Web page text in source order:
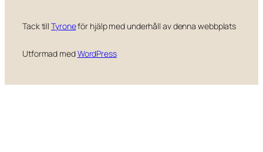
Tack tillTyroneför hjälp med underhåll av denna webbplats
Utformad medWordPress